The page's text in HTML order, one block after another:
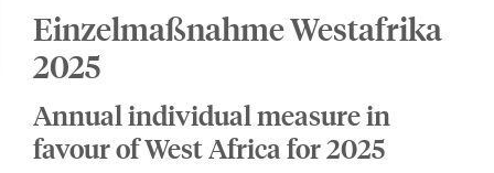
Einzelmaßnahme Westafrika
2025
Annual individual measure in
favour of West Africa for 2025